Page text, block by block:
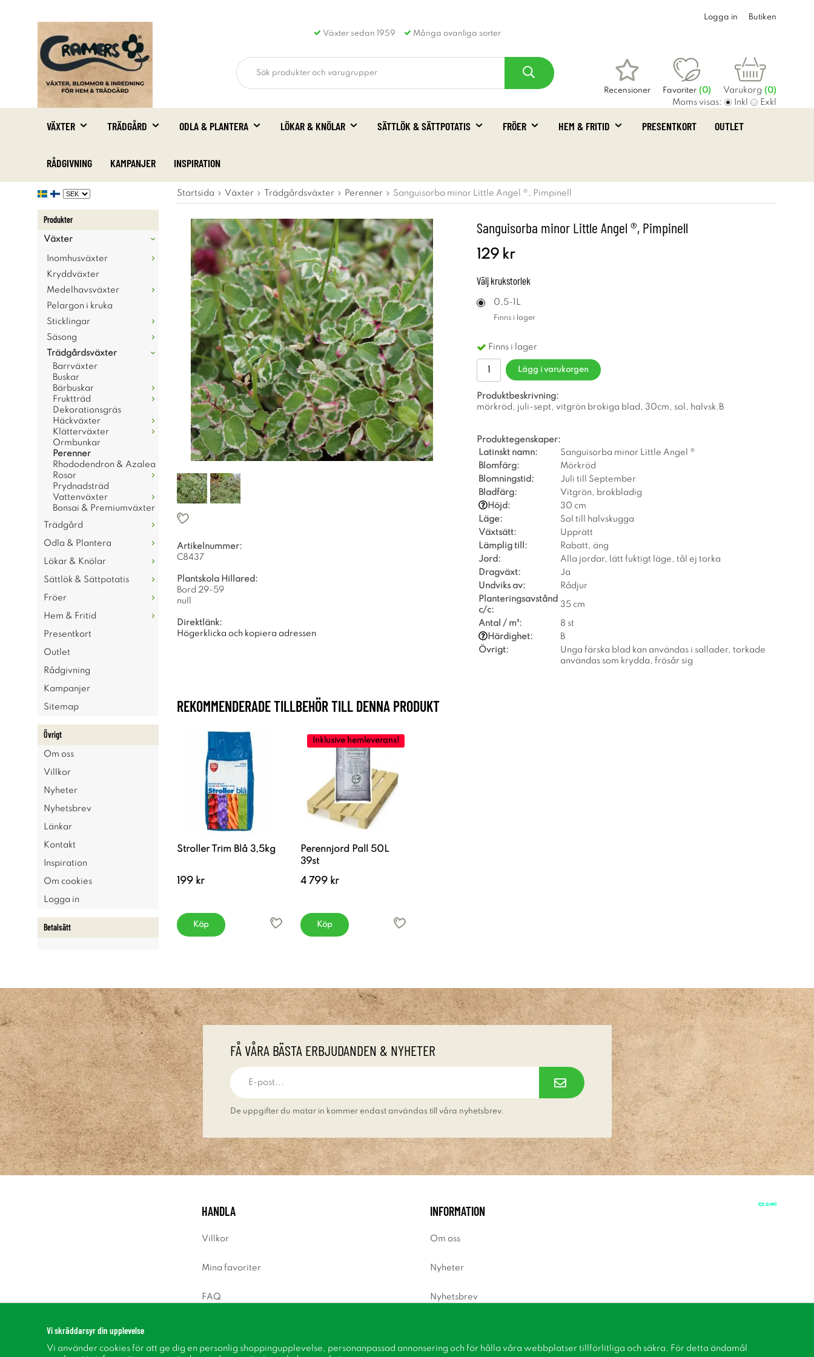
Växter sedan 1959 Många ovanliga sorter
Logga in Butiken
Recensioner Favoriter (0) Varukorg (0)
Moms visas: Inkl Exkl
VÄXTER TRÄDGÅRD ODLA & PLANTERA LÖKAR & KNÖLAR SÄTTLÖK & SÄTTPOTATIS FRÖER HEM & FRITID PRESENTKORT OUTLET
RÅDGIVNING KAMPANJER INSPIRATION
Produkter
Växter
Inomhusväxter
Kryddväxter
Medelhavsväxter
Pelargon i kruka
Sticklingar
Säsong
Trädgårdsväxter
Barrväxter
Buskar
Bärbuskar
Fruktträd
Dekorationsgräs
Häckväxter
Klätterväxter
Ormbunkar
Perenner
Rhododendron & Azalea
Rosor
Prydnadsträd
Vattenväxter
Bonsai & Premiumväxter
Trädgård
Odla & Plantera
Lökar & Knölar
Sättlök & Sättpotatis
Fröer
Hem & Fritid
Presentkort
Outlet
Rådgivning
Kampanjer
Sitemap
Övrigt
Om oss
Villkor
Nyheter
Nyhetsbrev
Länkar
Kontakt
Inspiration
Om cookies
Logga in
Betalsätt
Startsida Växter Trädgårdsväxter Perenner Sanguisorba minor Little Angel ®, Pimpinell
Sanguisorba minor Little Angel ®, Pimpinell
129 kr
Välj krukstorlek
0,5-1L
Finns i lager
Finns i lager
Lägg i varukorgen
Produktbeskrivning:
mörkröd, juli-sept, vitgrön brokiga blad, 30cm, sol, halvsk.B
Produktegenskaper:
Latinskt namn:
Sanguisorba minor Little Angel ®
Blomfärg:
Mörkröd
Blomningstid:
Juli till September
Bladfärg:
Vitgrön, brokbladig
Höjd:
30 cm
Läge:
Sol till halvskugga
Växtsätt:
Upprätt
Lämplig till:
Rabatt, äng
Jord:
Alla jordar, lätt fuktigt läge, tål ej torka
Dragväxt:
Ja
Undviks av:
Rådjur
Planteringsavstånd
c/c:
35 cm
Antal / m²:
8 st
Härdighet:
B
Övrigt:
Unga färska blad kan användas i sallader, torkade
användas som krydda, frösår sig
Artikelnummer:
C8437
Plantskola Hillared:
Bord 29-59
null
Direktlänk:
Högerklicka och kopiera adressen
REKOMMENDERADE TILLBEHÖR TILL DENNA PRODUKT
Stroller Trim Blå 3,5kg
199 kr
Köp
Inklusive hemleverans!
Perennjord Pall 50L
39st
4 799 kr
Köp
FÅ VÅRA BÄSTA ERBJUDANDEN & NYHETER
De uppgifter du matar in kommer endast användas till våra nyhetsbrev.
HANDLA
Villkor
Mina favoriter
FAQ
INFORMATION
Om oss
Nyheter
Nyhetsbrev
Inspiration
Vi skräddarsyr din upplevelse
Vi använder cookies för att ge dig en personlig shoppingupplevelse, personanpassad annonsering och för hålla våra webbplatser tillförlitliga och säkra. För detta ändamål